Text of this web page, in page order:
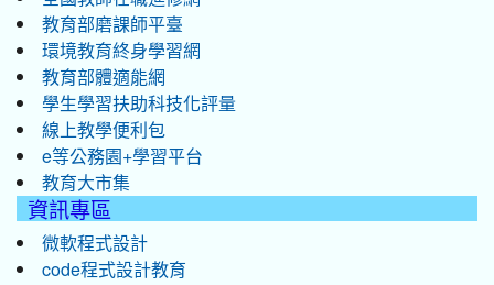
教育部磨課師平臺
環境教育終身學習網
教育部體適能網
學生學習扶助科技化評量
線上教學便利包
e等公務園+學習平台
教育大市集
資訊專區
微軟程式設計
code程式設計教育